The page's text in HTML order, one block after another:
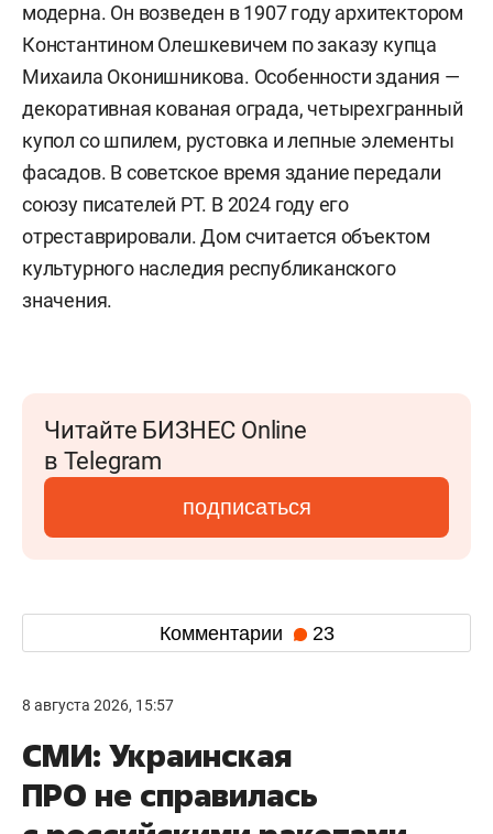
модерна. Он возведен в 1907 году архитектором
Константином Олешкевичем по заказу купца
Михаила Оконишникова. Особенности здания —
декоративная кованая ограда, четырехгранный
купол со шпилем, рустовка и лепные элементы
фасадов. В советское время здание передали
союзу писателей РТ. В 2024 году его
отреставрировали. Дом считается объектом
культурного наследия республиканского
значения.
Читайте БИЗНЕС Online
в Telegram
подписаться
Комментарии 23
8 августа 2026, 15:57
СМИ: Украинская
ПРО не справилась